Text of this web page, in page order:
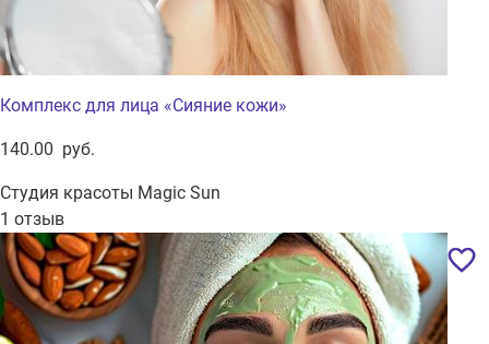
Комплекс для лица «Сияние кожи»
140.00 руб.
Студия красоты Magic Sun
1 отзыв